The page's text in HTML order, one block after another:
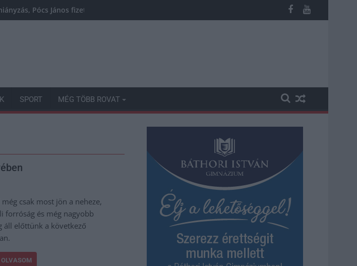
Pócs János fizetéslevonást kapott, más fideszesek még kevesebbet vittek haza
SPORT MÉG TÖBB ROVAT
még csak most jön a neheze,
forróság és még nagyobb
áll előttünk a következő